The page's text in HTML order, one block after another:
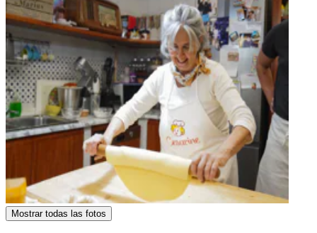
Mostrar todas las fotos